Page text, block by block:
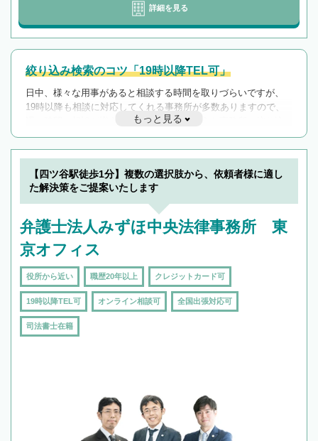
詳細を見る
絞り込み検索のコツ「19時以降TEL可」
日中、様々な用事があると相談する時間を取りづらいですが、
19時以降も相談に対応してくれる事務所が多数ありますので、
遅い時間の相談が増えそうな場合はそのような事務所に絞り込
んで検索してみましょう。
19時以降TEL可の条件
を加えて再検索
もっと見る
【四ツ谷駅徒歩1分】複数の選択肢から、依頼者様に適し
た解決策をご提案いたします
弁護士法人みずほ中央法律事務所 東
京オフィス
役所から近い 職歴20年以上 クレジットカード可
19時以降TEL可 オンライン相談可 全国出張対応可
司法書士在籍